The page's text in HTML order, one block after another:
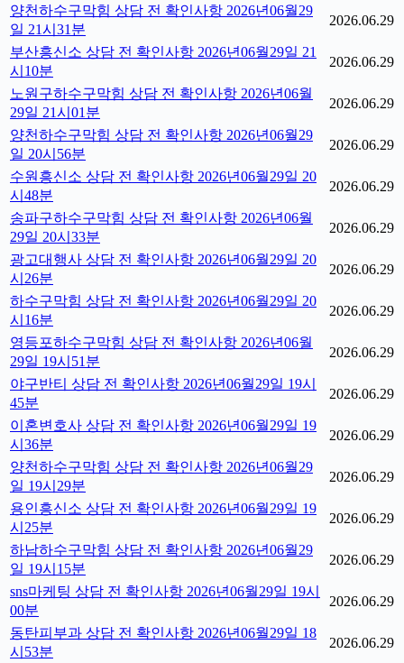
양천하수구막힘 상담 전 확인사항 2026년06월29
일 21시31분
2026.06.29
부산흥신소 상담 전 확인사항 2026년06월29일 21
시10분
2026.06.29
노원구하수구막힘 상담 전 확인사항 2026년06월
29일 21시01분
2026.06.29
양천하수구막힘 상담 전 확인사항 2026년06월29
일 20시56분
2026.06.29
수원흥신소 상담 전 확인사항 2026년06월29일 20
시48분
2026.06.29
송파구하수구막힘 상담 전 확인사항 2026년06월
29일 20시33분
2026.06.29
광고대행사 상담 전 확인사항 2026년06월29일 20
시26분
2026.06.29
하수구막힘 상담 전 확인사항 2026년06월29일 20
시16분
2026.06.29
영등포하수구막힘 상담 전 확인사항 2026년06월
29일 19시51분
2026.06.29
야구반티 상담 전 확인사항 2026년06월29일 19시
45분
2026.06.29
이혼변호사 상담 전 확인사항 2026년06월29일 19
시36분
2026.06.29
양천하수구막힘 상담 전 확인사항 2026년06월29
일 19시29분
2026.06.29
용인흥신소 상담 전 확인사항 2026년06월29일 19
시25분
2026.06.29
하남하수구막힘 상담 전 확인사항 2026년06월29
일 19시15분
2026.06.29
sns마케팅 상담 전 확인사항 2026년06월29일 19시
00분
2026.06.29
동탄피부과 상담 전 확인사항 2026년06월29일 18
시53분
2026.06.29